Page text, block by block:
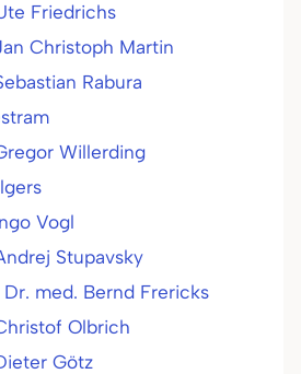
Friedrichs
Christoph Martin
Rabura
Willerding
Vogl
Stupavsky
med. Bernd Frericks
Olbrich
Götz